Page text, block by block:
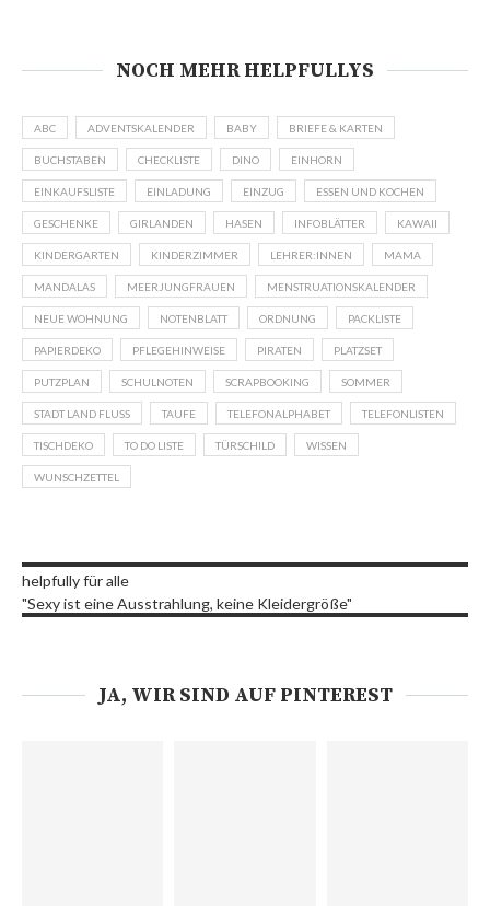
NOCH MEHR HELPFULLYS
ABC ADVENTSKALENDER BABY BRIEFE & KARTEN
BUCHSTABEN CHECKLISTE DINO EINHORN
EINKAUFSLISTE EINLADUNG EINZUG ESSEN UND KOCHEN
GESCHENKE GIRLANDEN HASEN INFOBLÄTTER KAWAII
KINDERGARTEN KINDERZIMMER LEHRER:INNEN MAMA
MANDALAS MEERJUNGFRAUEN MENSTRUATIONSKALENDER
NEUE WOHNUNG NOTENBLATT ORDNUNG PACKLISTE
PAPIERDEKO PFLEGEHINWEISE PIRATEN PLATZSET
PUTZPLAN SCHULNOTEN SCRAPBOOKING SOMMER
STADT LAND FLUSS TAUFE TELEFONALPHABET TELEFONLISTEN
TISCHDEKO TO DO LISTE TÜRSCHILD WISSEN
WUNSCHZETTEL
helpfully für alle
"Sexy ist eine Ausstrahlung, keine Kleidergröße"
JA, WIR SIND AUF PINTEREST